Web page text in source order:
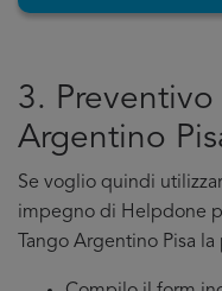
3.
Argentino
Se voglio quindi
impegno di Helpdone
Tango Argentino Pisa